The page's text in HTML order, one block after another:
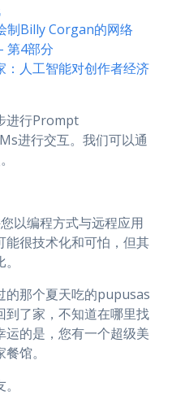
Billy Corgan的网络
第4部分
：人工智能对创作者经济
进行Prompt
进行交互。我们可以通
以编程方式与远程应用
能很技术化和可怕，但其
的那个夏天吃的pupusas
到了家，不知道在哪里找
的是，您有一个超级美
馆。